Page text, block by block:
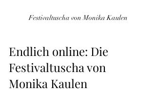
Festivaltuscha von Monika Kaulen
Endlich online: Die
Festivaltuscha von
Monika Kaulen